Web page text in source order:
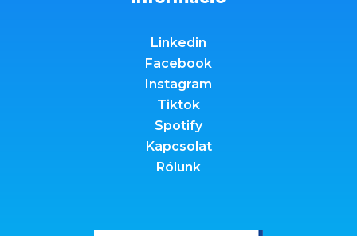
Linkedin
Facebook
Instagram
Tiktok
Spotify
Kapcsolat
Rólunk